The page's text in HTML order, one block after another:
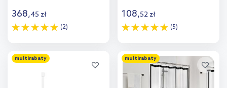
368,45 zł
(2)
108,52 zł
(5)
multirabaty multirabaty